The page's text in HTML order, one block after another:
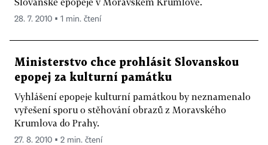
28. 7. 2010 ▪ 1 min. čtení
Ministerstvo chce prohlásit Slovanskou
epopej za kulturní památku
Vyhlášení epopeje kulturní památkou by neznamenalo
vyřešení sporu o stěhování obrazů z Moravského
Krumlova do Prahy.
27. 8. 2010 ▪ 2 min. čtení